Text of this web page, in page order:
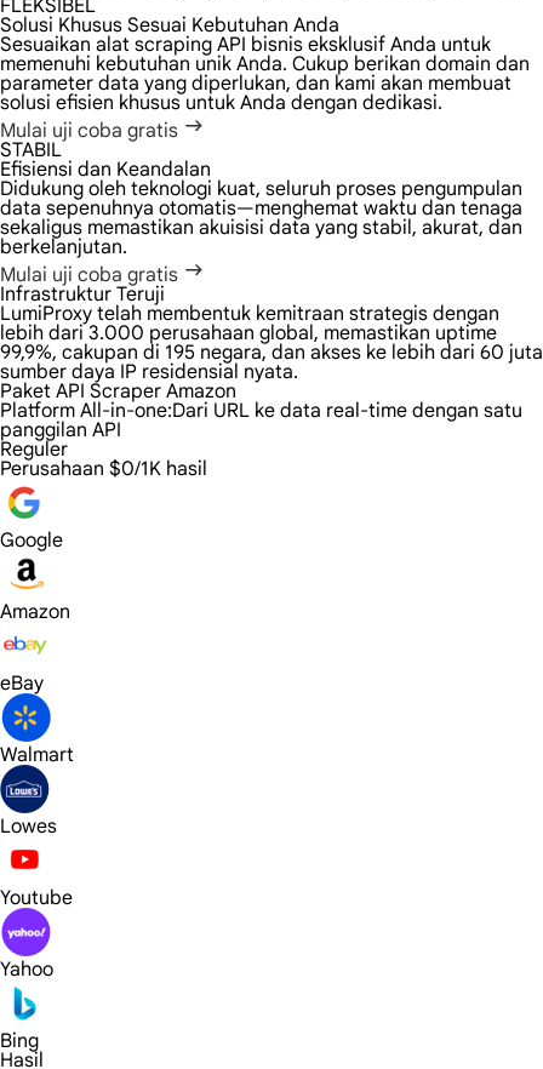
FLEKSIBEL
Solusi Khusus Sesuai Kebutuhan Anda
Sesuaikan alat scraping API bisnis eksklusif Anda untuk
memenuhi kebutuhan unik Anda. Cukup berikan domain dan
parameter data yang diperlukan, dan kami akan membuat
solusi efisien khusus untuk Anda dengan dedikasi.
Mulai uji coba gratis
STABIL
Efisiensi dan Keandalan
Didukung oleh teknologi kuat, seluruh proses pengumpulan
data sepenuhnya otomatis—menghemat waktu dan tenaga
sekaligus memastikan akuisisi data yang stabil, akurat, dan
berkelanjutan.
Mulai uji coba gratis
Infrastruktur Teruji
LumiProxy telah membentuk kemitraan strategis dengan
lebih dari 3.000 perusahaan global, memastikan uptime
99,9%, cakupan di 195 negara, dan akses ke lebih dari 60 juta
sumber daya IP residensial nyata.
Paket API Scraper Amazon
Platform All-in-one:Dari URL ke data real-time dengan satu
panggilan API
Reguler
Perusahaan $0/1K hasil
Google
Amazon
eBay
Walmart
Lowes
Youtube
Yahoo
Bing
Hasil